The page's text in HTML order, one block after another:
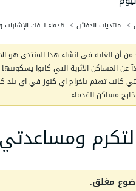
منتديات الدفائن قدماء لـ فك الإشارات
من أن الغاية في انشاء هذا المنتدى هو
عن المساكن الأثرية التي كانوا
كانت تهتم باخراج اي كنوز في اي بلد
مساكن القدماء
ومساعدتي
مغلق.